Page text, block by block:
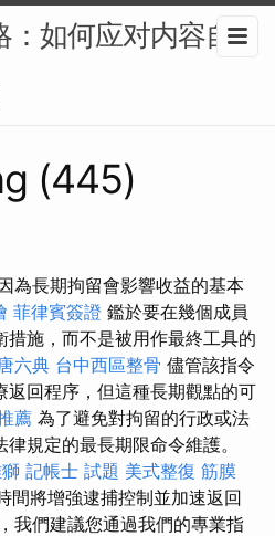
：如何应对内容自
(445)
為長期拘留會影響收益的基本
菲律賓簽證 鑑於要在幾個成員
措施，而不是被用作最終工具的
六典 台中西區整骨 儘管該指令
返回程序，但這種長期觀點的可
薦 為了避免對拘留的行政或法
規定的最長期限命令維護。
記帳士 試題 美式整復 筋膜
間將增強逮捕控制並加速返回
我們建議您通過我們的專業指